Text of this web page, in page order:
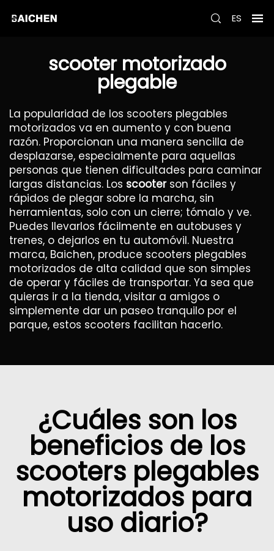
ES
scooter motorizado
plegable
La popularidad de los scooters plegables
motorizados va en aumento y con buena
razón. Proporcionan una manera sencilla de
desplazarse, especialmente para aquellas
personas que tienen dificultades para caminar
largas distancias. Los scooter son fáciles y
rápidos de plegar sobre la marcha, sin
herramientas, solo con un cierre; tómalo y ve.
Puedes llevarlos fácilmente en autobuses y
trenes, o dejarlos en tu automóvil. Nuestra
marca, Baichen, produce scooters plegables
motorizados de alta calidad que son simples
de operar y fáciles de transportar. Ya sea que
quieras ir a la tienda, visitar a amigos o
simplemente dar un paseo tranquilo por el
parque, estos scooters facilitan hacerlo.
¿Cuáles son los
beneficios de los
scooters plegables
motorizados para
uso diario?